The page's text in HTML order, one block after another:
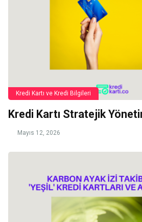
Kredi Kartı ve Kredi Bilgileri
Kredi Kartı Stratejik
Mayıs 12, 2026